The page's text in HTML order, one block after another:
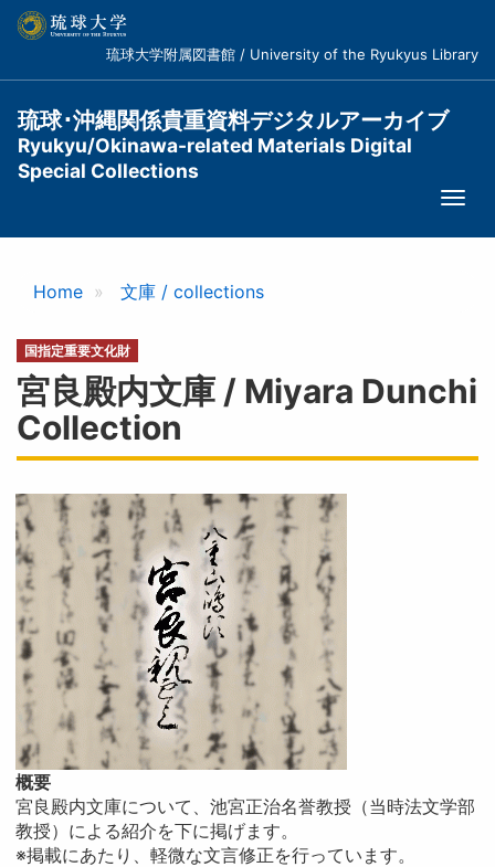
コ
琉球大学附属図書館 / University of the Ryukyus Library
琉球･沖縄関係貴重資料デジタルアーカイブ
Ryukyu/Okinawa-related Materials Digital
Special Collections
Home 文庫 / collections
国指定重要文化財
宮良殿内文庫 / Miyara Dunchi
Collection
概要
宮良殿内文庫について、池宮正治名誉教授（当時法文学部
教授）による紹介を下に掲げます。
※掲載にあたり、軽微な文言修正を行っています。